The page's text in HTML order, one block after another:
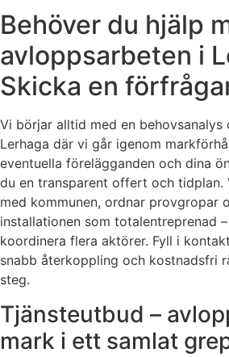
Behöver du hjälp
avloppsarbeten i
Skicka en
Vi börjar alltid med en behovsanalys
Lerhaga där vi går igenom
eventuella förelägganden och dina
du en transparent offert och tidplan.
med kommunen, ordnar provgropar
installationen som totalentreprenad
koordinera flera aktörer. Fyll i
snabb återkoppling och kostnadsfri
steg.
Tjänsteutbud –
mark i ett samlat